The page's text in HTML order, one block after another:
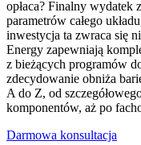
opłaca? Finalny wydatek
parametrów całego
inwestycja ta zwraca się
Energy zapewniają
z bieżących programów
zdecydowanie obniża
A do Z, od
komponentów, aż po
Darmowa konsultacja